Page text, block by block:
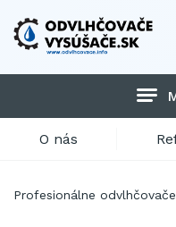
O nás
Profesionálne odvlhčovače